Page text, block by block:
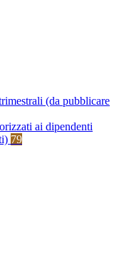
(da pubblicare
ai dipendenti
79